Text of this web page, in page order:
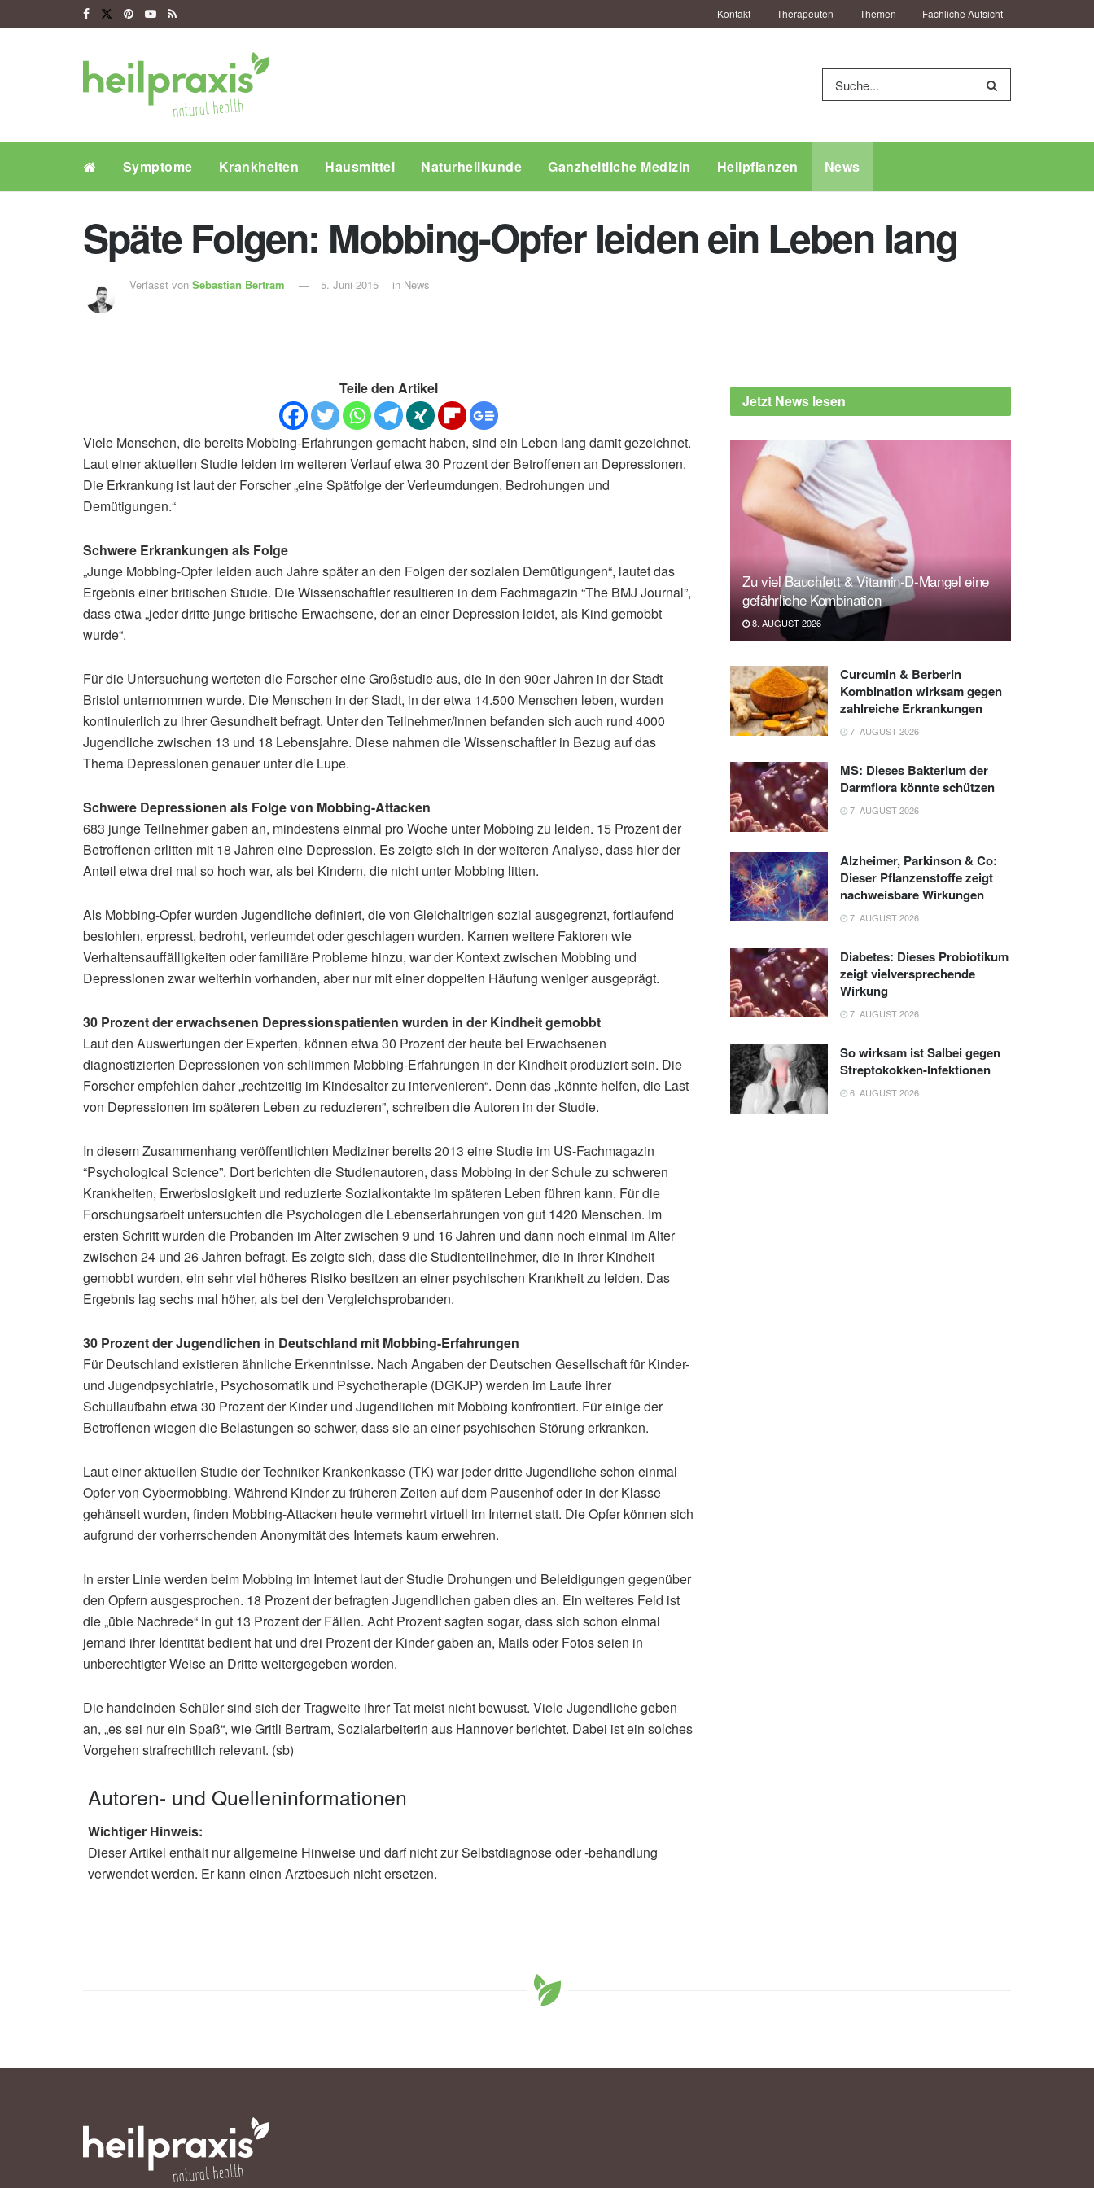
Kontakt Therapeuten Themen Fachliche Aufsicht
Symptome Krankheiten Hausmittel Naturheilkunde Ganzheitliche Medizin Heilpflanzen News
Späte Folgen: Mobbing-Opfer leiden ein Leben lang
Verfasst von Sebastian Bertram 5. Juni 2015 in News
Teile den Artikel
Viele Menschen, die bereits Mobbing-Erfahrungen gemacht haben, sind ein Leben lang damit gezeichnet.
Laut einer aktuellen Studie leiden im weiteren Verlauf etwa 30 Prozent der Betroffenen an Depressionen.
Die Erkrankung ist laut der Forscher „eine Spätfolge der Verleumdungen, Bedrohungen und
Demütigungen.“
Schwere Erkrankungen als Folge
„Junge Mobbing-Opfer leiden auch Jahre später an den Folgen der sozialen Demütigungen“, lautet das
Ergebnis einer britischen Studie. Die Wissenschaftler resultieren in dem Fachmagazin “The BMJ Journal”,
dass etwa „jeder dritte junge britische Erwachsene, der an einer Depression leidet, als Kind gemobbt
wurde“.
Für die Untersuchung werteten die Forscher eine Großstudie aus, die in den 90er Jahren in der Stadt
Bristol unternommen wurde. Die Menschen in der Stadt, in der etwa 14.500 Menschen leben, wurden
kontinuierlich zu ihrer Gesundheit befragt. Unter den Teilnehmer/innen befanden sich auch rund 4000
Jugendliche zwischen 13 und 18 Lebensjahre. Diese nahmen die Wissenschaftler in Bezug auf das
Thema Depressionen genauer unter die Lupe.
Schwere Depressionen als Folge von Mobbing-Attacken
683 junge Teilnehmer gaben an, mindestens einmal pro Woche unter Mobbing zu leiden. 15 Prozent der
Betroffenen erlitten mit 18 Jahren eine Depression. Es zeigte sich in der weiteren Analyse, dass hier der
Anteil etwa drei mal so hoch war, als bei Kindern, die nicht unter Mobbing litten.
Als Mobbing-Opfer wurden Jugendliche definiert, die von Gleichaltrigen sozial ausgegrenzt, fortlaufend
bestohlen, erpresst, bedroht, verleumdet oder geschlagen wurden. Kamen weitere Faktoren wie
Verhaltensauffälligkeiten oder familiäre Probleme hinzu, war der Kontext zwischen Mobbing und
Depressionen zwar weiterhin vorhanden, aber nur mit einer doppelten Häufung weniger ausgeprägt.
30 Prozent der erwachsenen Depressionspatienten wurden in der Kindheit gemobbt
Laut den Auswertungen der Experten, können etwa 30 Prozent der heute bei Erwachsenen
diagnostizierten Depressionen von schlimmen Mobbing-Erfahrungen in der Kindheit produziert sein. Die
Forscher empfehlen daher „rechtzeitig im Kindesalter zu intervenieren“. Denn das „könnte helfen, die Last
von Depressionen im späteren Leben zu reduzieren”, schreiben die Autoren in der Studie.
In diesem Zusammenhang veröffentlichten Mediziner bereits 2013 eine Studie im US-Fachmagazin
“Psychological Science”. Dort berichten die Studienautoren, dass Mobbing in der Schule zu schweren
Krankheiten, Erwerbslosigkeit und reduzierte Sozialkontakte im späteren Leben führen kann. Für die
Forschungsarbeit untersuchten die Psychologen die Lebenserfahrungen von gut 1420 Menschen. Im
ersten Schritt wurden die Probanden im Alter zwischen 9 und 16 Jahren und dann noch einmal im Alter
zwischen 24 und 26 Jahren befragt. Es zeigte sich, dass die Studienteilnehmer, die in ihrer Kindheit
gemobbt wurden, ein sehr viel höheres Risiko besitzen an einer psychischen Krankheit zu leiden. Das
Ergebnis lag sechs mal höher, als bei den Vergleichsprobanden.
30 Prozent der Jugendlichen in Deutschland mit Mobbing-Erfahrungen
Für Deutschland existieren ähnliche Erkenntnisse. Nach Angaben der Deutschen Gesellschaft für Kinder-
und Jugendpsychiatrie, Psychosomatik und Psychotherapie (DGKJP) werden im Laufe ihrer
Schullaufbahn etwa 30 Prozent der Kinder und Jugendlichen mit Mobbing konfrontiert. Für einige der
Betroffenen wiegen die Belastungen so schwer, dass sie an einer psychischen Störung erkranken.
Laut einer aktuellen Studie der Techniker Krankenkasse (TK) war jeder dritte Jugendliche schon einmal
Opfer von Cybermobbing. Während Kinder zu früheren Zeiten auf dem Pausenhof oder in der Klasse
gehänselt wurden, finden Mobbing-Attacken heute vermehrt virtuell im Internet statt. Die Opfer können sich
aufgrund der vorherrschenden Anonymität des Internets kaum erwehren.
In erster Linie werden beim Mobbing im Internet laut der Studie Drohungen und Beleidigungen gegenüber
den Opfern ausgesprochen. 18 Prozent der befragten Jugendlichen gaben dies an. Ein weiteres Feld ist
die „üble Nachrede“ in gut 13 Prozent der Fällen. Acht Prozent sagten sogar, dass sich schon einmal
jemand ihrer Identität bedient hat und drei Prozent der Kinder gaben an, Mails oder Fotos seien in
unberechtigter Weise an Dritte weitergegeben worden.
Die handelnden Schüler sind sich der Tragweite ihrer Tat meist nicht bewusst. Viele Jugendliche geben
an, „es sei nur ein Spaß“, wie Gritli Bertram, Sozialarbeiterin aus Hannover berichtet. Dabei ist ein solches
Vorgehen strafrechtlich relevant. (sb)
Autoren- und Quelleninformationen
Wichtiger Hinweis:
Dieser Artikel enthält nur allgemeine Hinweise und darf nicht zur Selbstdiagnose oder -behandlung
verwendet werden. Er kann einen Arztbesuch nicht ersetzen.
Jetzt News lesen
Zu viel Bauchfett & Vitamin-D-Mangel eine
gefährliche Kombination
8. AUGUST 2026
Curcumin & Berberin
Kombination wirksam gegen
zahlreiche Erkrankungen
7. AUGUST 2026
MS: Dieses Bakterium der
Darmflora könnte schützen
7. AUGUST 2026
Alzheimer, Parkinson & Co:
Dieser Pflanzenstoffe zeigt
nachweisbare Wirkungen
7. AUGUST 2026
Diabetes: Dieses Probiotikum
zeigt vielversprechende
Wirkung
7. AUGUST 2026
So wirksam ist Salbei gegen
Streptokokken-Infektionen
6. AUGUST 2026